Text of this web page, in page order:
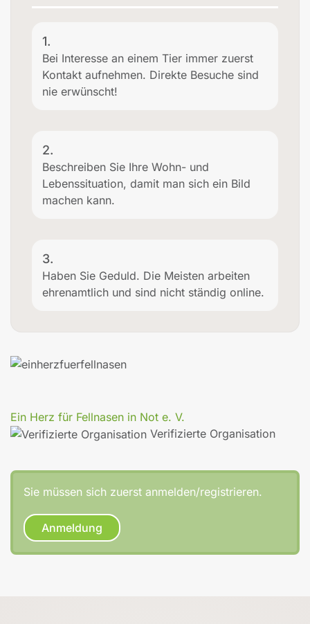
1.
Bei Interesse an einem Tier immer zuerst
Kontakt aufnehmen. Direkte Besuche sind
nie erwünscht!
2.
Beschreiben Sie Ihre Wohn- und
Lebenssituation, damit man sich ein Bild
machen kann.
3.
Haben Sie Geduld. Die Meisten arbeiten
ehrenamtlich und sind nicht ständig online.
Ein Herz für Fellnasen in Not e. V.
Verifizierte Organisation
Sie müssen sich zuerst anmelden/registrieren.
Anmeldung